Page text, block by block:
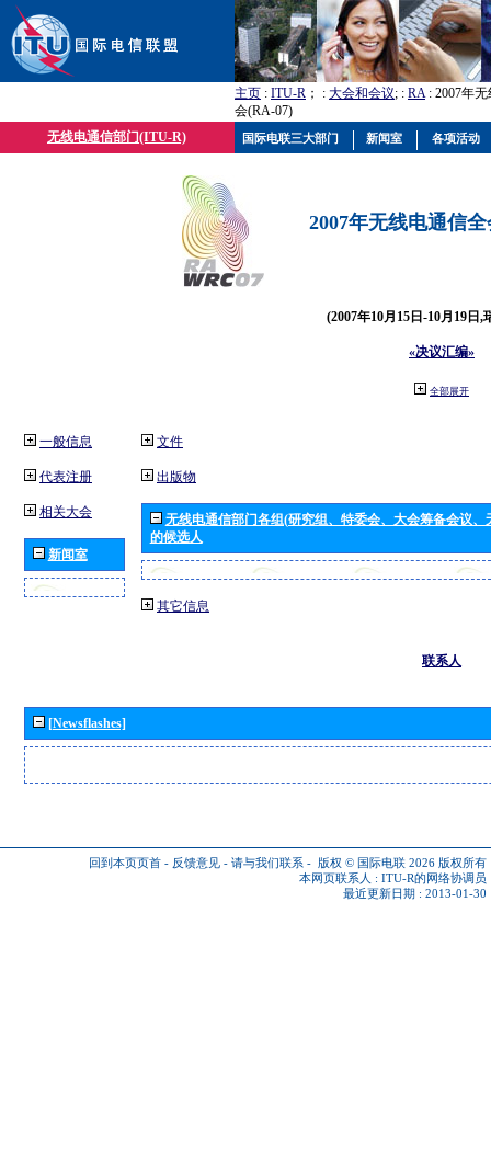
主页 : ITU-R ； : 大会和会议; : RA: 2007年
会(RA-07)
无线电通信部门(ITU-R)
2007年无线电通信
(2007年10月15日-10月19日,
«决议汇编»
全部展开
一般信息
代表注册
相关大会
新闻室
文件
出版物
无线电通信部门各组(研究组、特委会、大会筹备会议
的候选人
其它信息
联系人
[Newsflashes]
回到本页页首 - 反馈意见 - 请与我们联系 - 版权 © 国际电联 2026 版权所有
本网页联系人 : ITU-R的网络协调员
最近更新日期 : 2013-01-30
国际电联三大部门 新闻室 各项活动